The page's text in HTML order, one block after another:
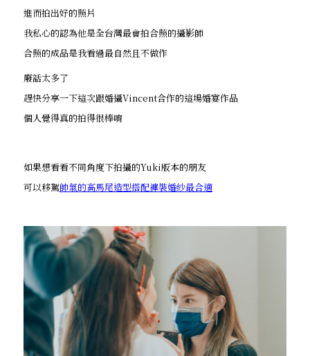
進而拍出好的照片
我私心的認為他是全台灣最會拍合照的攝影師
合照的成品是我看過最自然且不做作
廢話太多了
趕快分享一下這次跟婚攝Vincent合作的這場婚宴作品
個人覺得真的拍得很棒唷
如果想看看不同角度下拍攝的Yuki版本的朋友
可以移駕帥氣的高馬尾造型搭配褲裝婚紗最合適